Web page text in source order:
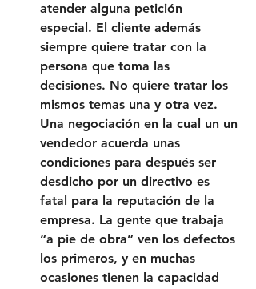
atender alguna petición
especial. El cliente además
siempre quiere tratar con la
persona que toma las
decisiones. No quiere tratar los
mismos temas una y otra vez.
Una negociación en la cual un un
vendedor acuerda unas
condiciones para después ser
desdicho por un directivo es
fatal para la reputación de la
empresa. La gente que trabaja
“a pie de obra” ven los defectos
los primeros, y en muchas
ocasiones tienen la capacidad